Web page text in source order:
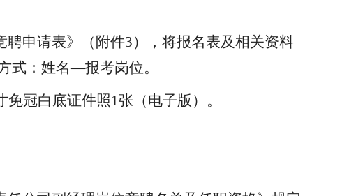
聘申请表》（附件3），将报名表及相关资料
式：姓名—报考岗位。
免冠白底证件照1张（电子版）。